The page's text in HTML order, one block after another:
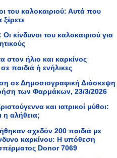
του καλοκαιριού: Αυτά που
ξέρετε
κίνδυνοι του καλοκαιριού για
στον ήλιο και καρκίνος
παιδιά ή ενήλικες
σε Δημοσιογραφική Διάσκεψη
των Φαρμάκων, 23/3/2026
και ιατρικοί μύθοι:
η αλήθεια;
σχεδόν 200 παιδιά με
καρκίνου: Η υπόθεση
Donor 7069